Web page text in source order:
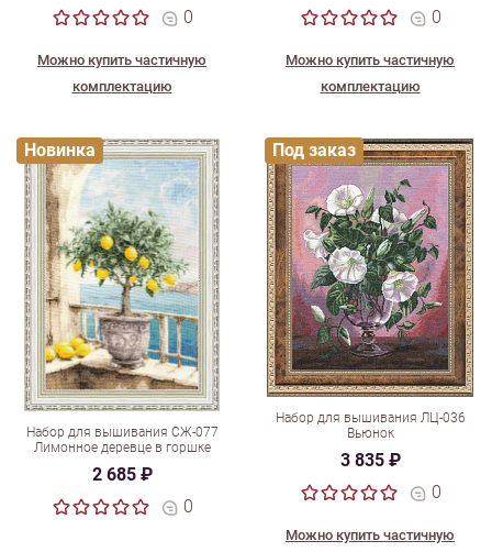
0
Можно купить частичную
комплектацию
0
Можно купить частичную
комплектацию
Набор для вышивания СЖ-077
Лимонное деревце в горшке
2 685 ₽
0
Новинка
Набор для вышивания ЛЦ-036
Вьюнок
3 835 ₽
0
Можно купить частичную
Под заказ